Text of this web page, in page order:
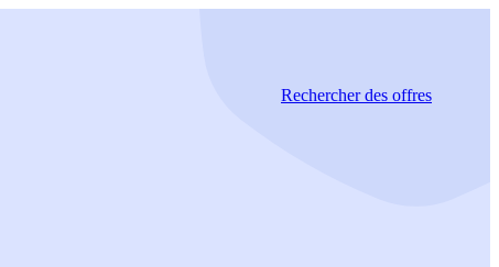
Rechercherdes offres